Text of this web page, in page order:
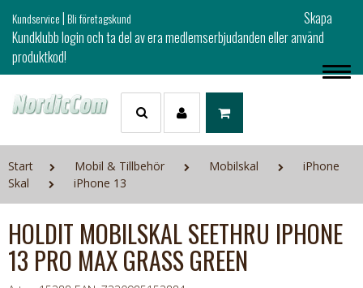
Kundservice|Bli företagskund
Skapa
Kundklubb login och ta del av era medlemserbjudanden eller använd
produktkod!
Start Mobil & Tillbehör Mobilskal
iPhone
Skal
iPhone 13
HOLDIT MOBILSKAL SEETHRU IPHONE
13 PRO MAX GRASS GREEN